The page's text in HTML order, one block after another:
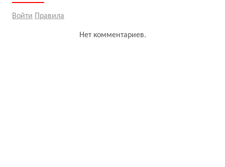
Войти Правила
Нет комментариев.